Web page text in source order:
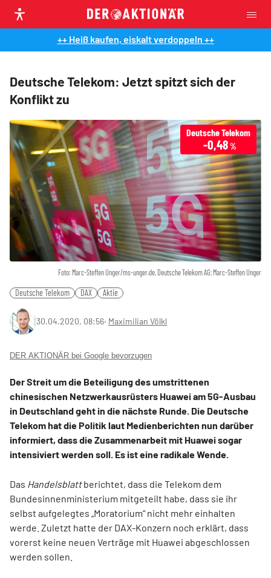
++ Heiß kaufen, eiskalt verdoppeln ++
Deutsche Telekom: Jetzt spitzt sich der
Konflikt zu
Foto: Marc-Steffen Unger/ms-unger.de, Deutsche Telekom AG; Marc-Steffen Unger
Deutsche Telekom
-0,48 %
Deutsche Telekom DAX Aktie
30.04.2020, 08:56‧ Maximilian Völkl
DER AKTIONÄR bei Google bevorzugen
Der Streit um die Beteiligung des umstrittenen
chinesischen Netzwerkausrüsters Huawei am 5G-Ausbau
in Deutschland geht in die nächste Runde. Die Deutsche
Telekom hat die Politik laut Medienberichten nun darüber
informiert, dass die Zusammenarbeit mit Huawei sogar
intensiviert werden soll. Es ist eine radikale Wende.
Das Handelsblattberichtet, dass die Telekom dem
Bundesinnenministerium mitgeteilt habe, dass sie ihr
selbst aufgelegtes „Moratorium“ nicht mehr einhalten
werde. Zuletzt hatte der DAX-Konzern noch erklärt, dass
vorerst keine neuen Verträge mit Huawei abgeschlossen
werden sollen.